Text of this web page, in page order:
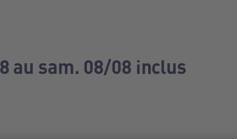
au sam. 08/08 inclus